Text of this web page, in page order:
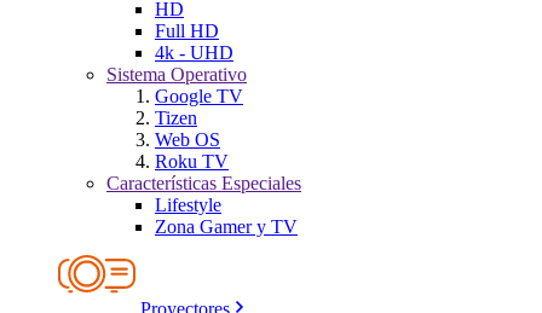
HD
Full HD
4k - UHD
Sistema Operativo
Google TV
Tizen
Web OS
Roku TV
Características Especiales
Lifestyle
Zona Gamer y TV
Proyectores